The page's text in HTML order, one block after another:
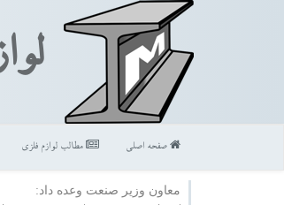
صفحه اصلی مطالب لوازم فلزی
معاون وزیر صنعت وعده داد: